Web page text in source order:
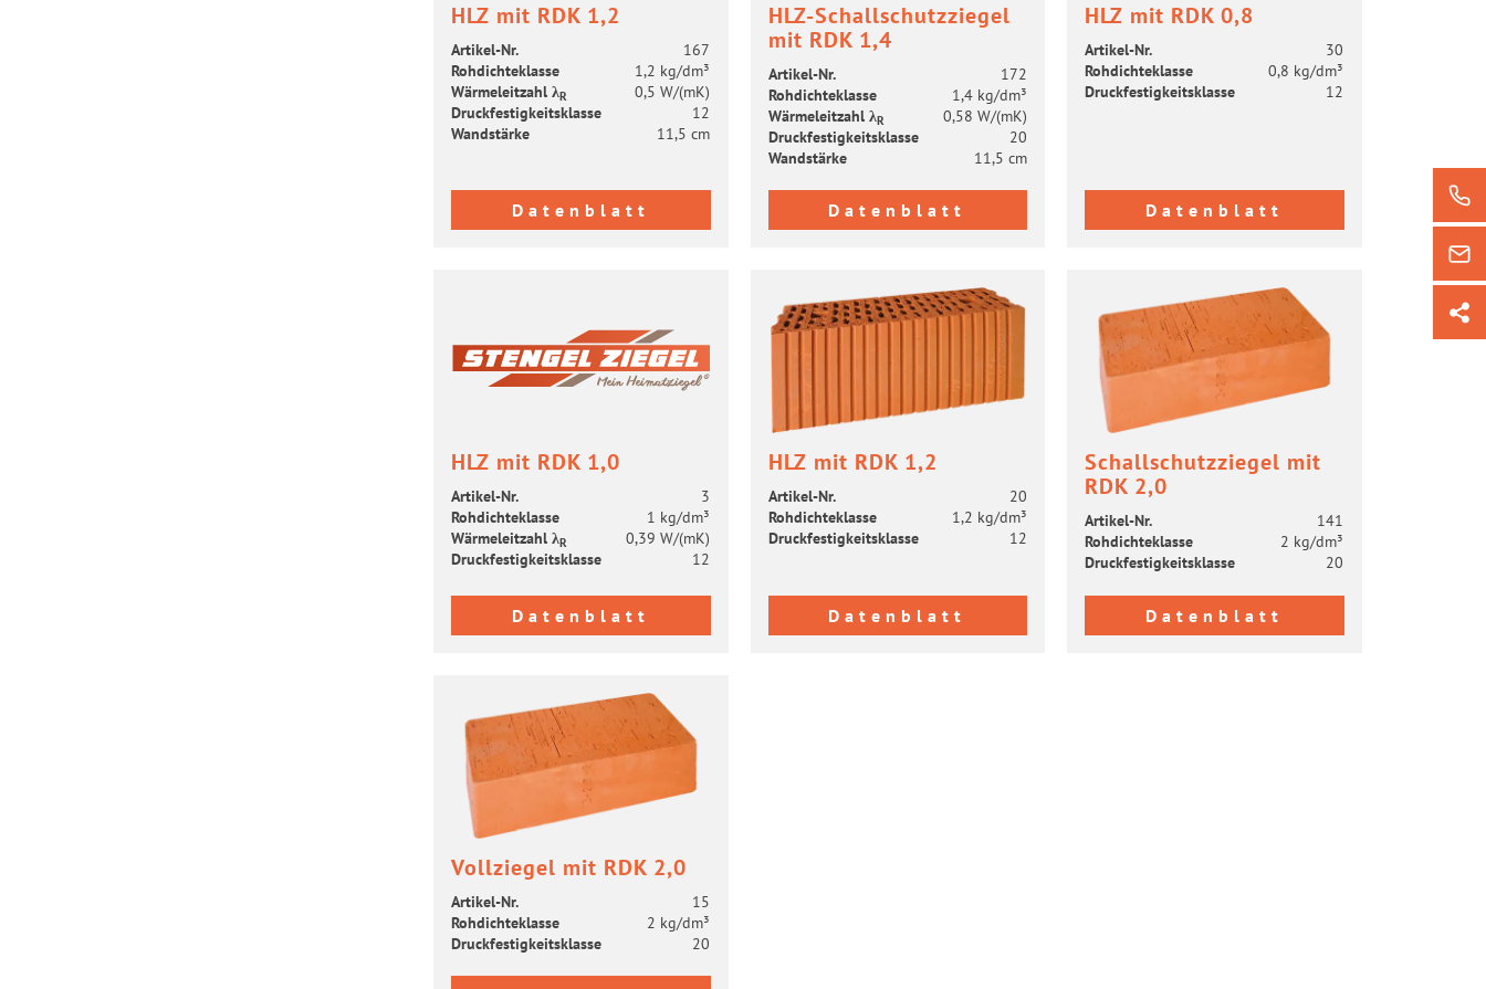
HLZ mit RDK 1,2
Artikel-​Nr.
167
Roh­dich­te­klas­se
1,2 kg/dm³
Wär­me­leit­zahl λR
0,5 W/(mK)
Druck­fes­tig­keits­klas­se
12
Wand­stär­ke
11,5 cm
Datenblatt
HLZ-​Schallschutzziegel
mit RDK 1,4
Artikel-​Nr.
172
Roh­dich­te­klas­se
1,4 kg/dm³
Wär­me­leit­zahl λR
0,58 W/(mK)
Druck­fes­tig­keits­klas­se
20
Wand­stär­ke
11,5 cm
Datenblatt
HLZ mit RDK 0,8
Artikel-​Nr.
30
Roh­dich­te­klas­se
0,8 kg/dm³
Druck­fes­tig­keits­klas­se
12
Datenblatt
HLZ mit RDK 1,0
Artikel-​Nr.
3
Roh­dich­te­klas­se
1 kg/dm³
Wär­me­leit­zahl λR
0,39 W/(mK)
Druck­fes­tig­keits­klas­se
12
Datenblatt
HLZ mit RDK 1,2
Artikel-​Nr.
20
Roh­dich­te­klas­se
1,2 kg/dm³
Druck­fes­tig­keits­klas­se
12
Datenblatt
Schall­schutz­zie­gel mit
RDK 2,0
Artikel-​Nr.
141
Roh­dich­te­klas­se
2 kg/dm³
Druck­fes­tig­keits­klas­se
20
Datenblatt
Voll­zie­gel mit RDK 2,0
Artikel-​Nr.
15
Roh­dich­te­klas­se
2 kg/dm³
Druck­fes­tig­keits­klas­se
20